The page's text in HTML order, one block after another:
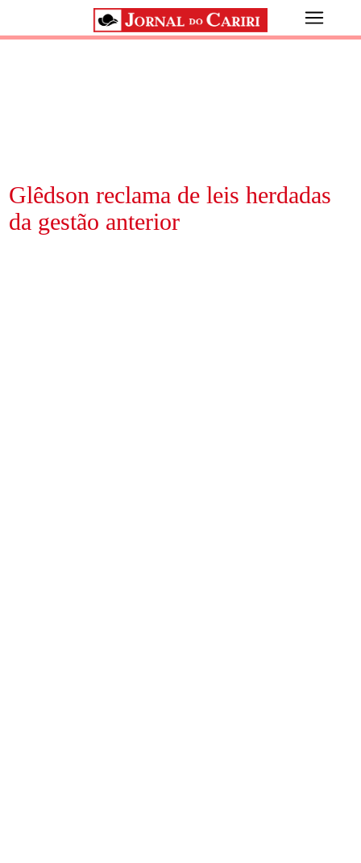
Glêdson reclama de leis herdadas
da gestão anterior